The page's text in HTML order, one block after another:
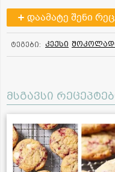
დაამატე შენი
ტეგები: კექსი
მსგავსი